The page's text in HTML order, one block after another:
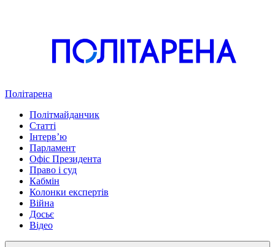
Політарена
Політмайданчик
Статті
Інтервʼю
Парламент
Офіс Президента
Право і суд
Кабмін
Колонки експертів
Війна
Досьє
Відео